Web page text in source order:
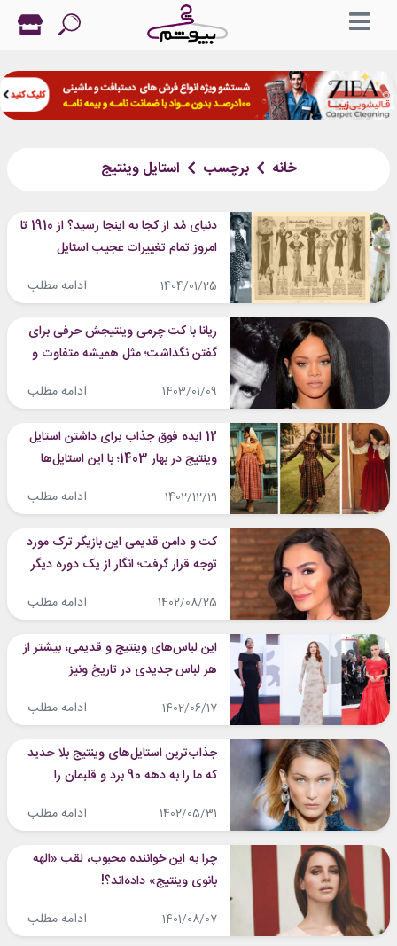
خانه برچسب استایل وینتیج
دنیای مُد از کجا به اینجا رسید؟ از 1910 تا
امروز تمام تغییرات عجیب استایل
1404/01/25 ادامه مطلب
ریانا با کت چرمی وینتیجش حرفی برای
گفتن نگذاشت؛ مثل همیشه متفاوت و
1403/01/09 ادامه مطلب
12 ایده فوق جذاب برای داشتن استایل
وینتیج در بهار 1403؛ با این استایل‌ها
1402/12/21 ادامه مطلب
کت و دامن قدیمی این بازیگر ترک مورد
توجه قرار گرفت؛ انگار از یک دوره دیگر
1402/08/25 ادامه مطلب
این لباس‌های وینتیج و قدیمی، بیشتر از
هر لباس جدیدی در تاریخ ونیز
1402/06/17 ادامه مطلب
جذاب‌ترین استایل‌های وینتیج بلا حدید
که ما را به دهه 90 برد و قلبمان را
1402/05/31 ادامه مطلب
چرا به این خواننده محبوب، لقب «الهه
بانوی وینتیج» داده‌اند؟!
1401/08/07 ادامه مطلب